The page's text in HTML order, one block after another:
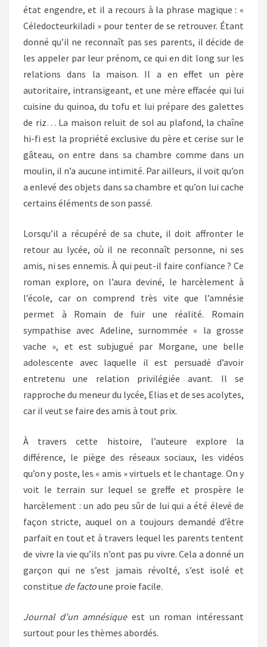
état engendre, et il a recours à la phrase magique : «
Céledocteurkiladi » pour tenter de se retrouver. Étant
donné qu’il ne reconnaît pas ses parents, il décide de
les appeler par leur prénom, ce qui en dit long sur les
relations dans la maison. Il a en effet un père
autoritaire, intransigeant, et une mère effacée qui lui
cuisine du quinoa, du tofu et lui prépare des galettes
de riz… La maison reluit de sol au plafond, la chaîne
hi-fi est la propriété exclusive du père et cerise sur le
gâteau, on entre dans sa chambre comme dans un
moulin, il n’a aucune intimité. Par ailleurs, il voit qu’on
a enlevé des objets dans sa chambre et qu’on lui cache
certains éléments de son passé.
Lorsqu’il a récupéré de sa chute, il doit affronter le
retour au lycée, où il ne reconnaît personne, ni ses
amis, ni ses ennemis. À qui peut-il faire confiance ? Ce
roman explore, on l’aura deviné, le harcèlement à
l’école, car on comprend très vite que l’amnésie
permet à Romain de fuir une réalité. Romain
sympathise avec Adeline, surnommée « la grosse
vache », et est subjugué par Morgane, une belle
adolescente avec laquelle il est persuadé d’avoir
entretenu une relation privilégiée avant. Il se
rapproche du meneur du lycée, Elias et de ses acolytes,
car il veut se faire des amis à tout prix.
À travers cette histoire, l’auteure explore la
différence, le piège des réseaux sociaux, les vidéos
qu’on y poste, les « amis » virtuels et le chantage. On y
voit le terrain sur lequel se greffe et prospère le
harcèlement : un ado peu sûr de lui qui a été élevé de
façon stricte, auquel on a toujours demandé d’être
parfait en tout et à travers lequel les parents tentent
de vivre la vie qu’ils n’ont pas pu vivre. Cela a donné un
garçon qui ne s’est jamais révolté, s’est isolé et
constitue de factoune proie facile.
Journal d’un amnésiqueest un roman intéressant
surtout pour les thèmes abordés.